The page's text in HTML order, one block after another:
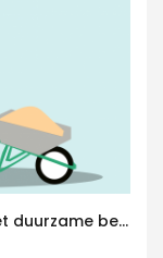
Een solide ondergrond realiseren met duurzame betonplaten voor elk betonwerken project